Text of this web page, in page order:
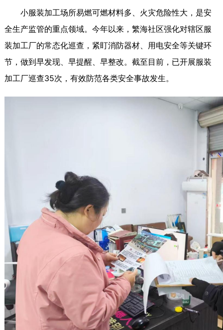
小服装加工场所易燃可燃材料多、火灾危险性大，是安
全生产监管的重点领域。今年以来，繁海社区强化对辖区服
装加工厂的常态化巡查，紧盯消防器材、用电安全等关键环
节，做到早发现、早提醒、早整改。截至目前，已开展服装
加工厂巡查35次，有效防范各类安全事故发生。